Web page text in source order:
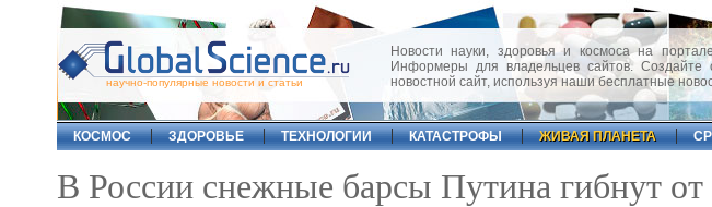
научно-популярные новости и статьи
Новости науки, здоровья и космоса на
Информеры для владельцев сайтов. Создайте
новостной сайт, используя наши бесплатные
КОСМОС
ЗДОРОВЬЕ ТЕХНОЛОГИИ КАТАСТРОФЫ ЖИВАЯ ПЛАНЕТА
В России снежные барсы Путина гибнут от